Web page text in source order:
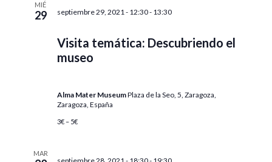
MIÉ
29
Visita temática: Descubriendo el
museo
septiembre 29, 2021 - 12:30- 13:30
Alma Mater MuseumPlaza de la Seo, 5, Zaragoza,
Zaragoza, España
3€ – 5€
MAR